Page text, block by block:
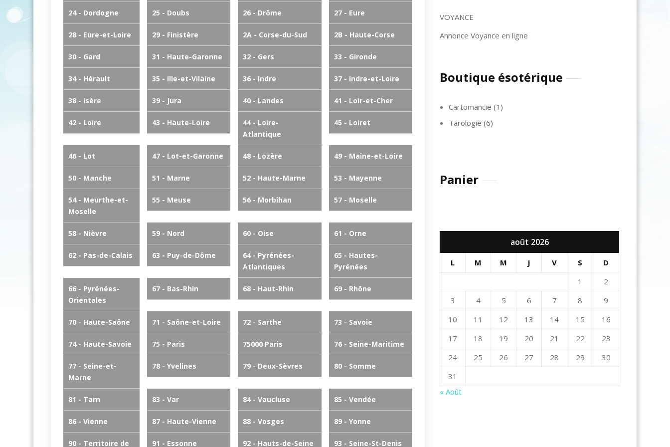
24 - Dordogne 25 - Doubs 26 - Drôme 27 - Eure
28 - Eure-et-Loire 29 - Finistère 2A - Corse-du-Sud 2B - Haute-Corse
30 - Gard 31 - Haute-Garonne 32 - Gers 33 - Gironde
34 - Hérault 35 - Ille-et-Vilaine 36 - Indre 37 - Indre-et-Loire
38 - Isère 39 - Jura 40 - Landes 41 - Loir-et-Cher
42 - Loire 43 - Haute-Loire
44 - Loire-
Atlantique
45 - Loiret
46 - Lot 47 - Lot-et-Garonne 48 - Lozère 49 - Maine-et-Loire
50 - Manche 51 - Marne 52 - Haute-Marne 53 - Mayenne
54 - Meurthe-et-
Moselle
55 - Meuse 56 - Morbihan 57 - Moselle
58 - Nièvre 59 - Nord 60 - Oise 61 - Orne
62 - Pas-de-Calais 63 - Puy-de-Dôme
64 - Pyrénées-
Atlantiques
65 - Hautes-
Pyrénées
66 - Pyrénées-
Orientales
67 - Bas-Rhin 68 - Haut-Rhin 69 - Rhône
70 - Haute-Saône 71 - Saône-et-Loire 72 - Sarthe 73 - Savoie
74 - Haute-Savoie 75 - Paris 75000 Paris 76 - Seine-Maritime
77 - Seine-et-
Marne
78 - Yvelines 79 - Deux-Sèvres 80 - Somme
81 - Tarn 83 - Var 84 - Vaucluse 85 - Vendée
86 - Vienne 87 - Haute-Vienne 88 - Vosges 89 - Yonne
90 - Territoire de 91 - Essonne 92 - Hauts-de-Seine 93 - Seine-St-Denis
VOYANCE
Annonce Voyance en ligne
Boutique ésotérique
Cartomancie (1)
Tarologie (6)
Panier
août 2026
L M M J V S
D
1
2
3
4 5 6 7 8
9
10
11 12 13 14 15
16
17
18 19 20 21 22
23
24
25 26 27 28 29
30
31
« Août